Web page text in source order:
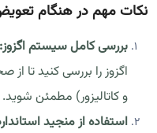
نکات مهم در هنگام
بررسی کامل سیستم اگزوز:
اگزوز را بررسی کنید تا
و کاتالیزور) مطمئن شوید.
استفاده از منجید